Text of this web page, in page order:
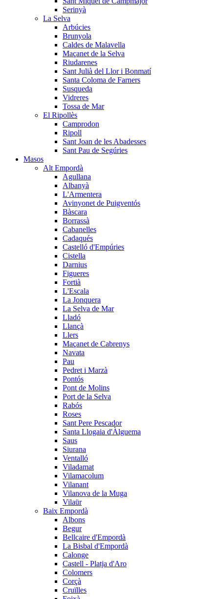
Serinyà
La Selva
Arbúcies
Brunyola
Caldes de Malavella
Maçanet de la Selva
Riudarenes
Sant Julià del Llor i Bonmatí
Santa Coloma de Farners
Susqueda
Vidreres
Tossa de Mar
El Ripollès
Camprodon
Ripoll
Sant Joan de les Abadesses
Sant Pau de Segúries
Masos
Alt Empordà
Agullana
Albanyà
L'Armentera
Avinyonet de Puigventós
Bàscara
Borrassà
Cabanelles
Cadaqués
Castelló d'Empúries
Cistella
Darnius
Figueres
Fortià
L'Escala
La Jonquera
La Selva de Mar
Lladó
Llançà
Llers
Maçanet de Cabrenys
Navata
Pau
Pedret i Marzà
Pontós
Pont de Molins
Port de la Selva
Rabós
Roses
Sant Pere Pescador
Santa Llogaia d'Àlguema
Saus
Siurana
Ventalló
Viladamat
Vilamacolum
Vilanant
Vilanova de la Muga
Vilaür
Baix Empordà
Albons
Begur
Bellcaire d'Empordà
La Bisbal d'Empordà
Calonge
Castell - Platja d'Aro
Colomers
Corçà
Cruïlles